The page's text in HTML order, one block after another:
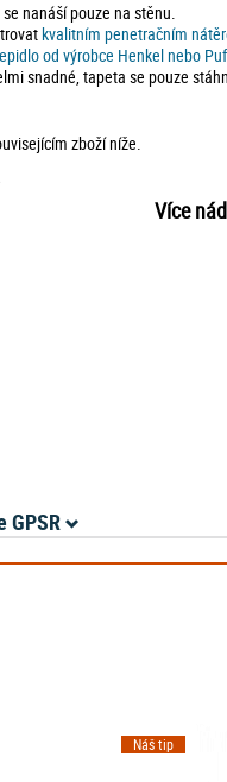
nanáší pouze na stěnu.
kvalitním penetračním
od výrobce Henkel nebo
snadné, tapeta se pouze
zboží níže.
Více
GPSR
Náš tip